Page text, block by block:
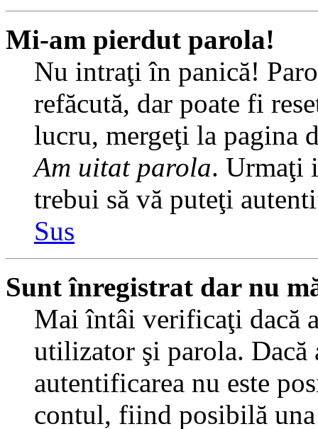
Mi-am pierdut parola!
Nu intraţi în panică!
refăcută, dar poate fi
lucru, mergeţi la pagina
Am uitat parola. Urmaţi
trebui să vă puteţi
Sus
Sunt înregistrat dar nu
Mai întâi verificaţi dacă
utilizator şi parola. Dacă
autentificarea nu este
contul, fiind posibilă